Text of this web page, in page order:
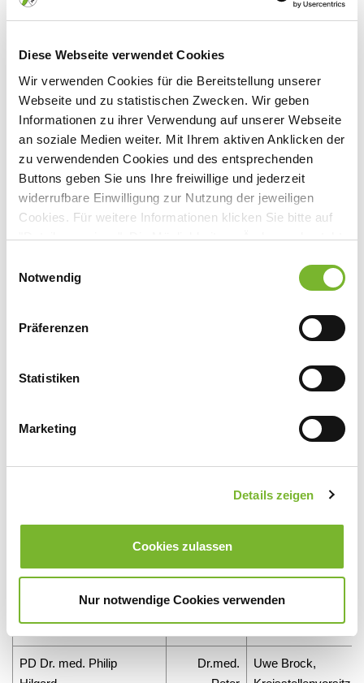
Diese Webseite verwendet Cookies
Wir verwenden Cookies für die Bereitstellung unserer
Webseite und zu statistischen Zwecken. Wir geben
Informationen zu ihrer Verwendung auf unserer Webseite
an soziale Medien weiter. Mit Ihrem aktiven Anklicken der
zu verwendenden Cookies und des entsprechenden
Buttons geben Sie uns Ihre freiwillige und jederzeit
widerrufbare Einwilligung zur Nutzung der jeweiligen
Cookies. Für weitere Informationen klicken Sie bitte auf
"Details anzeigen". Die Möglichkeit zur Änderung besteht
Datenschutzerklärung
Notwendig
Präferenzen
Statistiken
Marketing
Details zeigen
Cookies zulassen
Nur notwendige Cookies verwenden
Praxis
Dr. med. univ. Markus Becker
Tourainer Ring 4, 45468 Mülheim
Praxis
Uwe Brock
Bahnstr. 4, 45468 Mülheim
Praxis
Ulmenallee 24, 45478 Mülheim
Gemeinschaftspraxis Ramme / Heinemann
Schulstr. 13, 45468 Mülheim
Hausarzt Centrum Dr. Sroka, Krammenschneider,
Kokkinos
Dr. med. Lutz Krammenschneider, Dr. med. Jörg Ralf Sroka
Ansprechpartner Teilverbund Mülheim
Bereich
Ärztekammer
PD Dr. med. Philip
Dr.med.
Uwe Brock,